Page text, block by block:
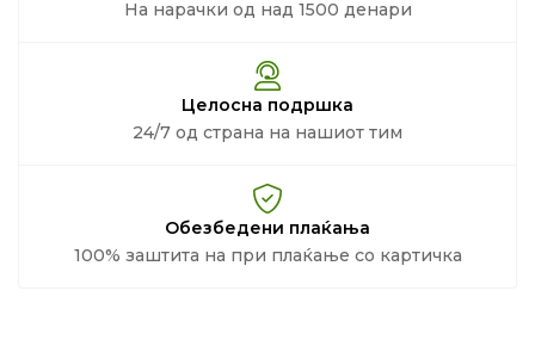
На нарачки од над 1500 денари
Целосна подршка
24/7 од страна на нашиот тим
Обезбедени плаќања
100% заштита на при плаќање со картичка